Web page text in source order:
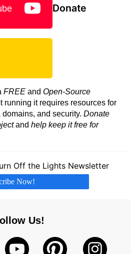
Donate
FREE and Open-Source
running it requires resources for
and security. Donate
and help keep it free for
Off the Lights Newsletter
Now!
Us!